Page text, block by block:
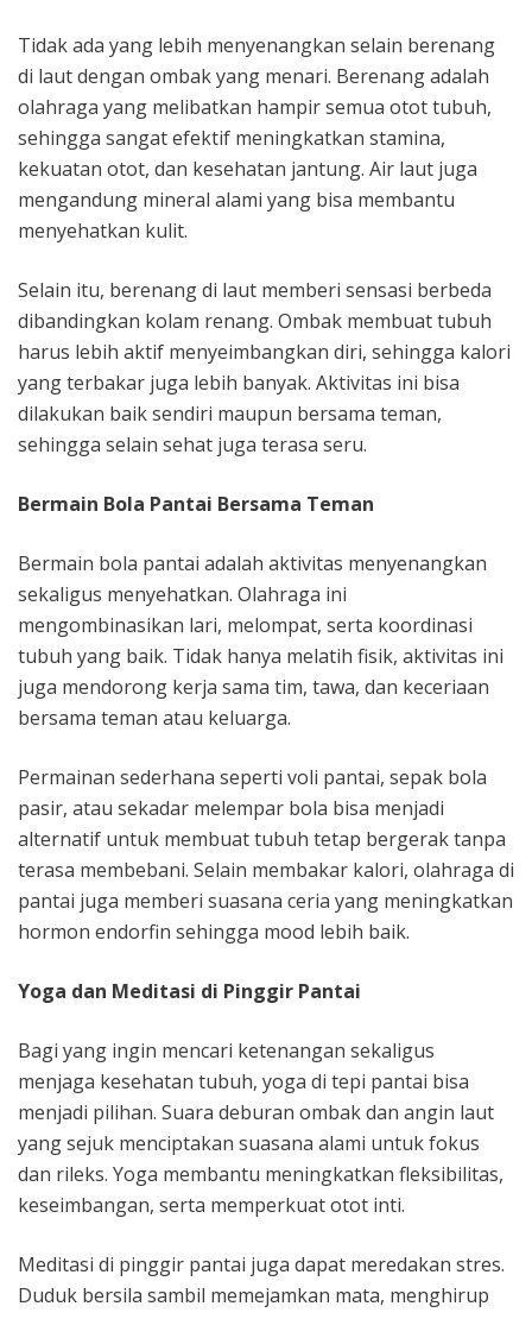
Tidak ada yang lebih menyenangkan selain berenang
di laut dengan ombak yang menari. Berenang adalah
olahraga yang melibatkan hampir semua otot tubuh,
sehingga sangat efektif meningkatkan stamina,
kekuatan otot, dan kesehatan jantung. Air laut juga
mengandung mineral alami yang bisa membantu
menyehatkan kulit.
Selain itu, berenang di laut memberi sensasi berbeda
dibandingkan kolam renang. Ombak membuat tubuh
harus lebih aktif menyeimbangkan diri, sehingga kalori
yang terbakar juga lebih banyak. Aktivitas ini bisa
dilakukan baik sendiri maupun bersama teman,
sehingga selain sehat juga terasa seru.
Bermain Bola Pantai Bersama Teman
Bermain bola pantai adalah aktivitas menyenangkan
sekaligus menyehatkan. Olahraga ini
mengombinasikan lari, melompat, serta koordinasi
tubuh yang baik. Tidak hanya melatih fisik, aktivitas ini
juga mendorong kerja sama tim, tawa, dan keceriaan
bersama teman atau keluarga.
Permainan sederhana seperti voli pantai, sepak bola
pasir, atau sekadar melempar bola bisa menjadi
alternatif untuk membuat tubuh tetap bergerak tanpa
terasa membebani. Selain membakar kalori, olahraga di
pantai juga memberi suasana ceria yang meningkatkan
hormon endorfin sehingga mood lebih baik.
Yoga dan Meditasi di Pinggir Pantai
Bagi yang ingin mencari ketenangan sekaligus
menjaga kesehatan tubuh, yoga di tepi pantai bisa
menjadi pilihan. Suara deburan ombak dan angin laut
yang sejuk menciptakan suasana alami untuk fokus
dan rileks. Yoga membantu meningkatkan fleksibilitas,
keseimbangan, serta memperkuat otot inti.
Meditasi di pinggir pantai juga dapat meredakan stres.
Duduk bersila sambil memejamkan mata, menghirup